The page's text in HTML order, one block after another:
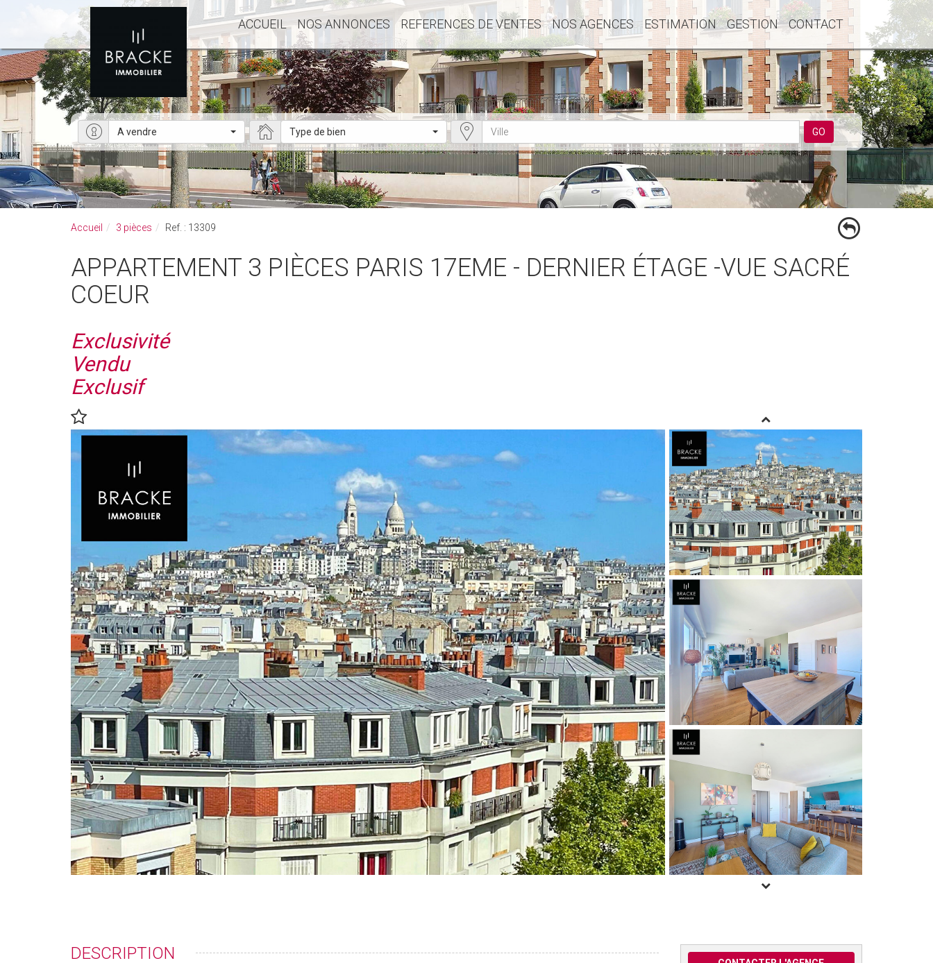
ACCUEIL NOS ANNONCES REFERENCES DE VENTES NOS AGENCES ESTIMATION GESTION CONTACT
A vendre Type de bien GO
Accueil 3 pièces Ref. : 13309
APPARTEMENT 3 PIÈCES PARIS 17EME - DERNIER ÉTAGE -VUE SACRÉ
COEUR
Exclusivité
Vendu
Exclusif
DESCRIPTION